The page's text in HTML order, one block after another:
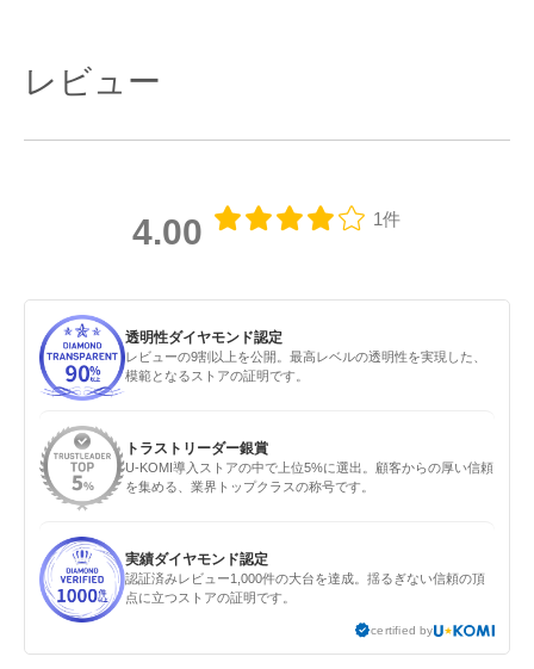
レビュー
4.00 1件
透明性ダイヤモンド認定
レビューの9割以上を公開。最高レベルの透明性を実現した、
模範となるストアの証明です。
トラストリーダー銀賞
U-KOMI導入ストアの中で上位5%に選出。顧客からの厚い信頼
を集める、業界トップクラスの称号です。
実績ダイヤモンド認定
認証済みレビュー1,000件の大台を達成。揺るぎない信頼の頂
点に立つストアの証明です。
certified by